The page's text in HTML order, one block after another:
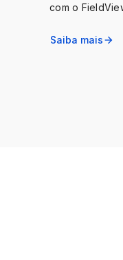
com o
otimizar sua
Saiba maisarrow_forward